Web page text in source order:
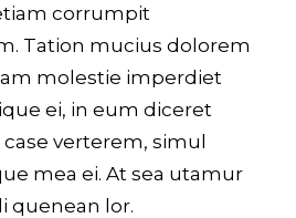
corrumpit
Tation mucius dolorem
molestie imperdiet
ei, in eum diceret
verterem, simul
mea ei. At sea utamur
quenean lor.